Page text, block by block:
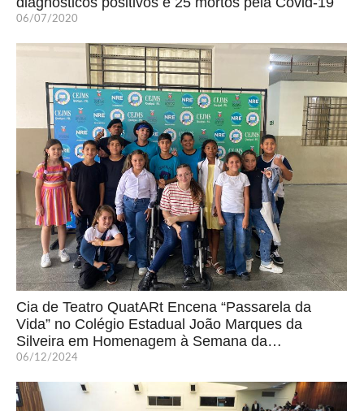
06/07/2020
Cia de Teatro QuatARt Encena “Passarela da
Vida” no Colégio Estadual João Marques da
Silveira em Homenagem à Semana da…
06/12/2024